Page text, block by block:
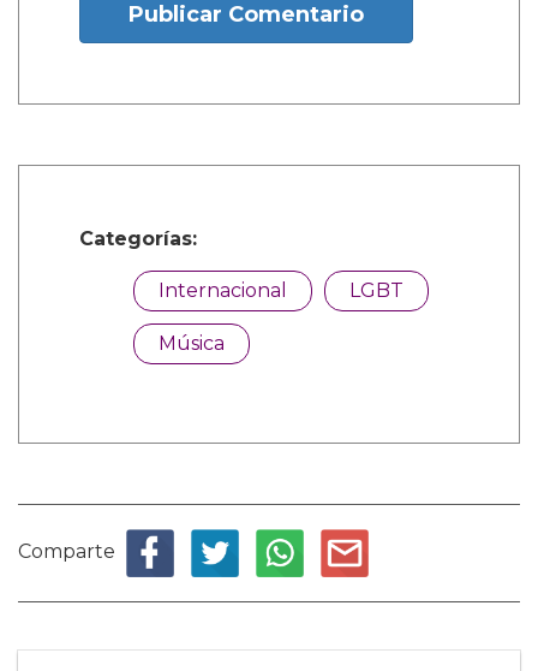
Publicar Comentario
Categorías:
Internacional LGBT
Música
Comparte